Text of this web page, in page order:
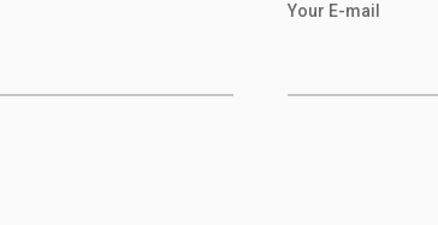
Your E-mail